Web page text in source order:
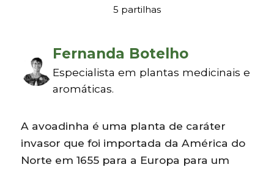
5 partilhas
Fernanda Botelho
Especialista em plantas medicinais e
aromáticas.
A avoadinha é uma planta de caráter
invasor que foi importada da América do
Norte em 1655 para a Europa para um